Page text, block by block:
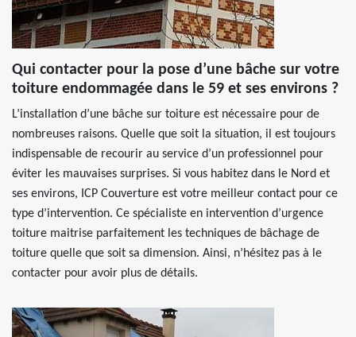
Qui contacter pour la pose d’une bâche sur votre
toiture endommagée dans le 59 et ses environs ?
L’installation d’une bâche sur toiture est nécessaire pour de
nombreuses raisons. Quelle que soit la situation, il est toujours
indispensable de recourir au service d’un professionnel pour
éviter les mauvaises surprises. Si vous habitez dans le Nord et
ses environs, ICP Couverture est votre meilleur contact pour ce
type d’intervention. Ce spécialiste en intervention d’urgence
toiture maitrise parfaitement les techniques de bâchage de
toiture quelle que soit sa dimension. Ainsi, n’hésitez pas à le
contacter pour avoir plus de détails.